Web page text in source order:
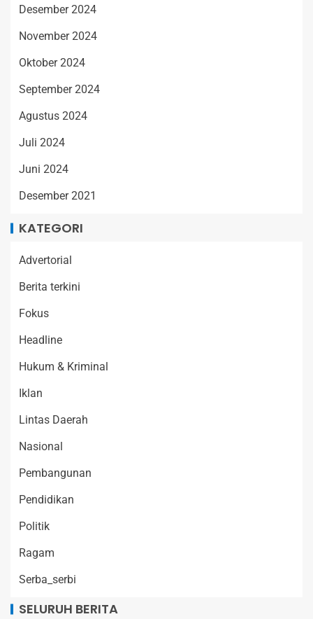
Desember 2024
November 2024
Oktober 2024
September 2024
Agustus 2024
Juli 2024
Juni 2024
Desember 2021
KATEGORI
Advertorial
Berita terkini
Fokus
Headline
Hukum & Kriminal
Iklan
Lintas Daerah
Nasional
Pembangunan
Pendidikan
Politik
Ragam
Serba_serbi
SELURUH BERITA